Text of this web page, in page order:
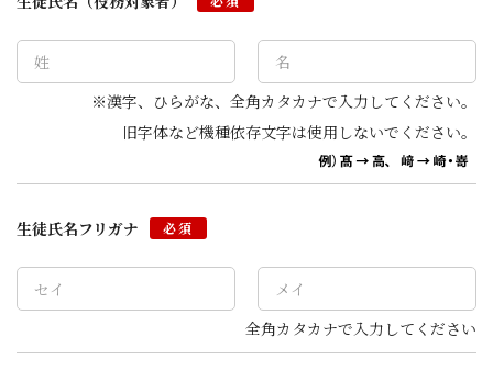
※漢字、ひらがな、全角カタカナで入力してください。
旧字体など機種依存文字は使用しないでください。
生徒氏名フリガナ 必須
全角カタカナで入力してください